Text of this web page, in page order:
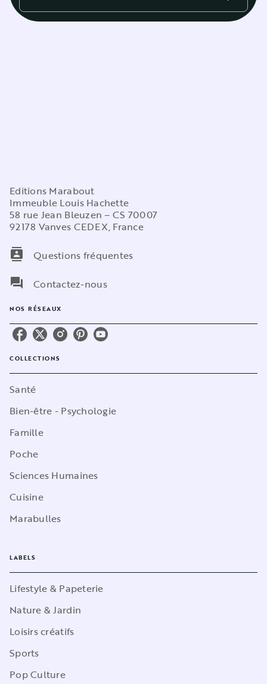
Editions Marabout
Immeuble Louis Hachette
58 rue Jean Bleuzen – CS 70007
92178 Vanves CEDEX, France
contacts
Questions fréquentes
question_answer
Contactez-nous
NOS RÉSEAUX
COLLECTIONS
Santé
Bien-être - Psychologie
Famille
Poche
Sciences Humaines
Cuisine
Marabulles
LABELS
Lifestyle & Papeterie
Nature & Jardin
Loisirs créatifs
Sports
Pop Culture